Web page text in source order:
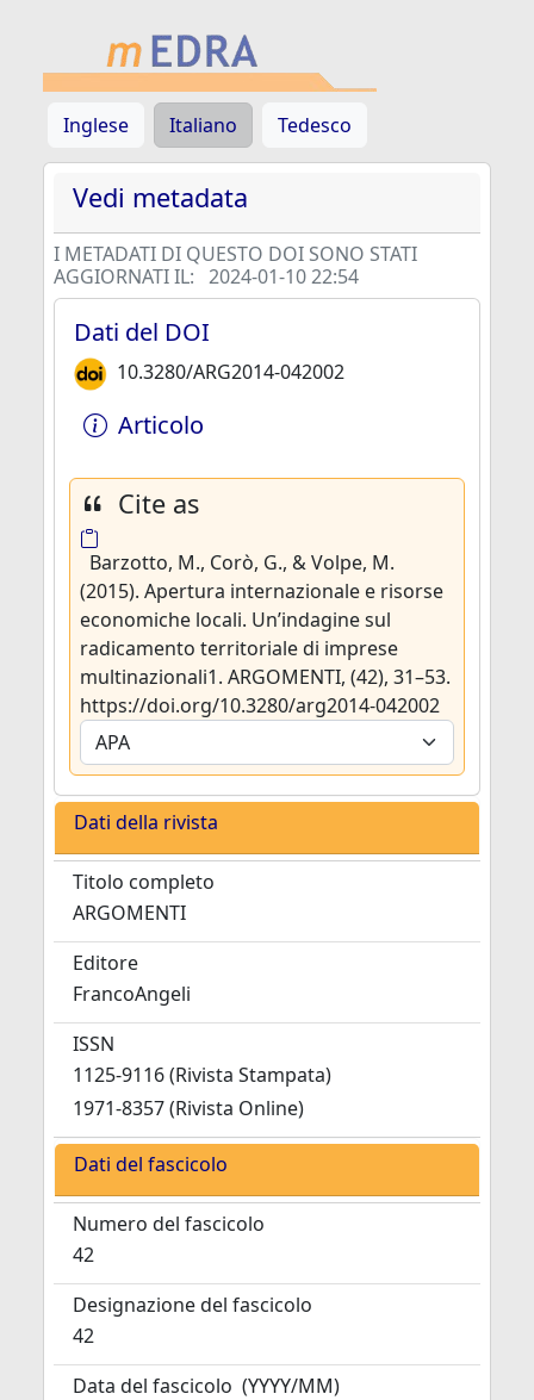
Inglese Italiano Tedesco
Vedi metadata
I METADATI DI QUESTO DOI SONO STATI
AGGIORNATI IL: 2024-01-10 22:54
Dati del DOI
10.3280/ARG2014-042002
Articolo
Cite as
Barzotto, M., Corò, G., & Volpe, M.
(2015). Apertura internazionale e risorse
economiche locali. Un’indagine sul
radicamento territoriale di imprese
multinazionali1. ARGOMENTI, (42), 31–53.
https://doi.org/10.3280/arg2014-042002
Dati della rivista
Titolo completo
ARGOMENTI
Editore
FrancoAngeli
ISSN
1125-9116 (Rivista Stampata)
1971-8357 (Rivista Online)
Dati del fascicolo
Numero del fascicolo
42
Designazione del fascicolo
42
Data del fascicolo (YYYY/MM)